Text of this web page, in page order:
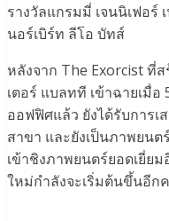
รางวัลแกรมมี่ เจนนิเฟอร์
นอร์เบิร์ท ลีโอ บัทส์
หลังจาก The Exorcist ที่
เตอร์ แบลทที เข้าฉายเมื่
ออฟฟิศแล้ว ยังได้รับการเ
สาขา และยังเป็นภาพยน
เข้าชิงภาพยนตร์ยอดเยี่ย
ใหม่กำลังจะเริ่มต้นขึ้นอีก